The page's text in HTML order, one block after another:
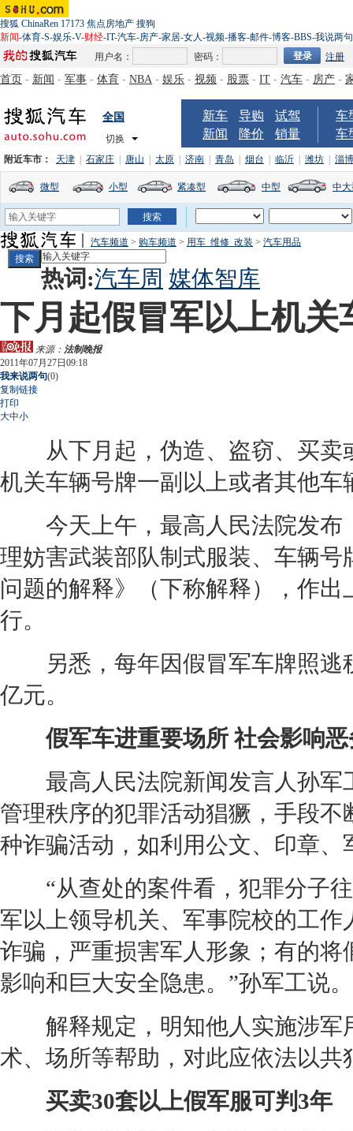
搜狐 ChinaRen 17173 焦点房地产 搜狗
新闻-体育-S-娱乐-V-财经-IT-汽车-房产-家居-女人-视频-播客-邮件-博客-BBS-我说两句
用户名：
密码： 注册
首页 - 新闻 - 军事 - 体育 - NBA - 娱乐 - 视频 - 股票 - IT - 汽车 - 房产 -
全国
切换
新车 导购
试驾
新闻
降价 销量
车
车
附近车市： 天津 石家庄 唐山 太原 济南 青岛 烟台 临沂 潍坊 淄博
微型 小型 紧凑型 中型 中
汽车频道 > 购车频道 > 用车_维修_改装 > 汽车用品
热词:汽车周 媒体智库
下月起假冒军以上机关
来源： 法制晚报
2011年07月27日09:18
我来说两句(0)
复制链接
打印
大中小
从下月起，伪造、盗窃、买卖
机关车辆号牌一副以上或者其他
今天上午，最高人民法院发布
理妨害武装部队制式服装、车辆
问题的解释》（下称解释），作
行。
另悉，每年因假冒军车牌照逃
亿元。
假军车进重要场所 社会影响
最高人民法院新闻发言人孙军
管理秩序的犯罪活动猖獗，手段
种诈骗活动，如利用公文、印章
“从查处的案件看，犯罪分子往
军以上领导机关、军事院校的工
诈骗，严重损害军人形象；有的
影响和巨大安全隐患。”孙军工说。
解释规定，明知他人实施涉军
术、场所等帮助，对此应依法以共
买卖30套以上假军服可判3年